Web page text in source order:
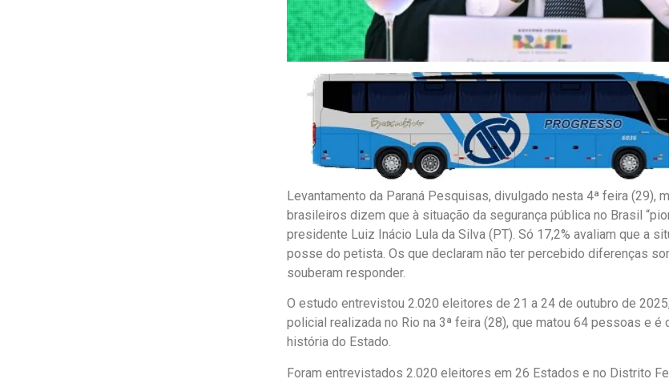
Levantamento da Paraná Pesquisas, divulgado nesta 4ª feira (29),
brasileiros dizem que à situação da segurança pública no Brasil
presidente Luiz Inácio Lula da Silva (PT). Só 17,2% avaliam que a
posse do petista. Os que declaram não ter percebido diferenças
souberam responder.
O estudo entrevistou 2.020 eleitores de 21 a 24 de outubro de
policial realizada no Rio na 3ª feira (28), que matou 64 pessoas e é
história do Estado.
Foram entrevistados 2.020 eleitores em 26 Estados e no Distrito